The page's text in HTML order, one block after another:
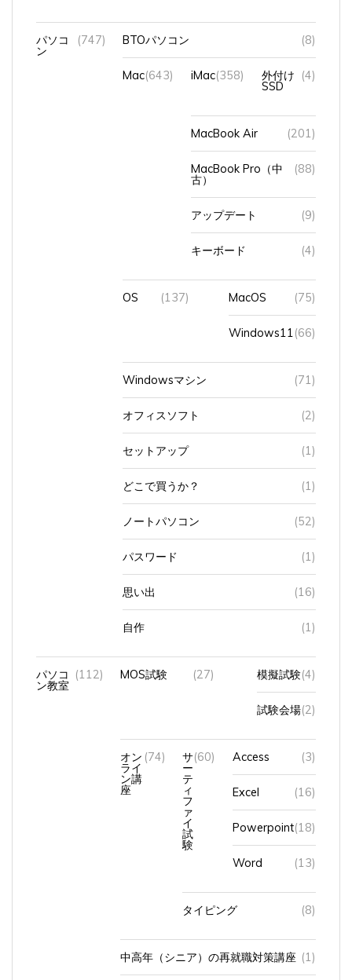
パソコ
ン
(747) BTOパソコン (8)
Mac(643) iMac(358) 外付け
SSD
(4)
MacBook Air (201)
MacBook Pro（中
古）
(88)
アップデート (9)
キーボード (4)
OS (137) MacOS (75)
Windows11(66)
Windowsマシン (71)
オフィスソフト (2)
セットアップ (1)
どこで買うか？ (1)
ノートパソコン (52)
パスワード (1)
思い出 (16)
自作 (1)
パソコ
ン教室
(112) MOS試験 (27) 模擬試験(4)
試験会場(2)
オン
ライ
ン講
座
(74) サ
ー
テ
ィ
フ
ァ
イ
試
験
(60) Access (3)
Excel (16)
Powerpoint(18)
Word (13)
タイピング (8)
中高年（シニア）の再就職対策講座 (1)